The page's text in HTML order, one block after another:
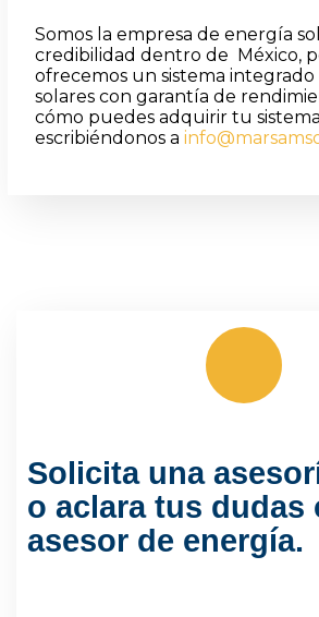
Somos la empresa de energía
credibilidad dentro de México,
ofrecemos un sistema
solares con garantía de
cómo puedes adquirir tu
escribiéndonos a
Solicita una
o aclara tus dudas
asesor de energía.